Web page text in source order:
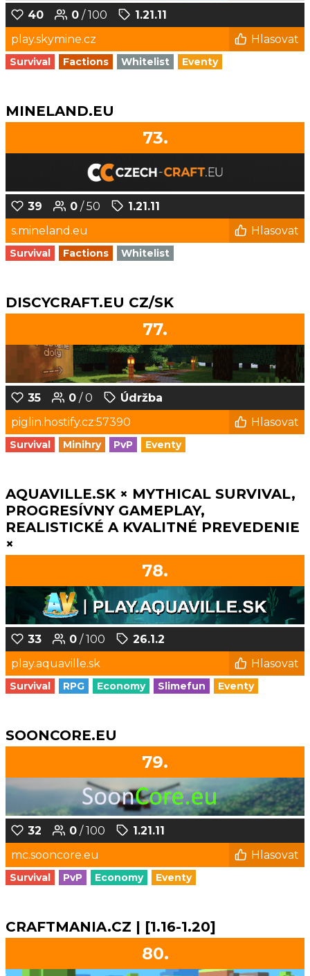
40 0 / 100
1.21.11
play.skymine.cz
Hlasovat
Survival Factions Whitelist Eventy
MINELAND.EU
73.
39 0 / 50
1.21.11
s.mineland.eu
Hlasovat
Survival Factions Whitelist
DISCYCRAFT.EU CZ/SK
77.
35 0 / 0
Údržba
piglin.hostify.cz:57390
Hlasovat
Survival Minihry PvP Eventy
AQUAVILLE.SK × MYTHICAL SURVIVAL,
PROGRESÍVNY GAMEPLAY,
REALISTICKÉ A KVALITNÉ PREVEDENIE
×
78.
33 0 / 100
26.1.2
play.aquaville.sk
Hlasovat
Survival RPG Economy Slimefun Eventy
SOONCORE.EU
79.
32 0 / 100
1.21.11
mc.sooncore.eu
Hlasovat
Survival PvP Economy Eventy
CRAFTMANIA.CZ | [1.16-1.20]
80.